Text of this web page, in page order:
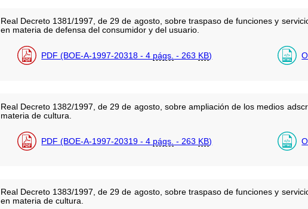
Real Decreto 1381/1997, de 29 de agosto, sobre traspaso de funciones y
en materia de defensa del consumidor y del usuario.
PDF (BOE-A-1997-20318 - 4 págs. - 263 KB)
Real Decreto 1382/1997, de 29 de agosto, sobre ampliación de los medios
materia de cultura.
PDF (BOE-A-1997-20319 - 4 págs. - 263 KB)
Real Decreto 1383/1997, de 29 de agosto, sobre traspaso de funciones y
en materia de cultura.